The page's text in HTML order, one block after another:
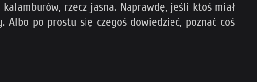
rzecz jasna. Naprawdę, jeśli ktoś miał
po prostu się czegoś dowiedzieć, poznać coś